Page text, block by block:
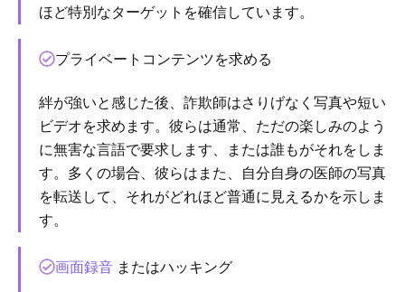
ほど特別なターゲットを確信しています。
プライベートコンテンツを求める
絆が強いと感じた後、詐欺師はさりげなく写真や短い
ビデオを求めます。彼らは通常、ただの楽しみのよう
に無害な言語で要求します、または誰もがそれをしま
す。多くの場合、彼らはまた、自分自身の医師の写真
を転送して、それがどれほど普通に見えるかを示しま
す。
画面録音またはハッキング